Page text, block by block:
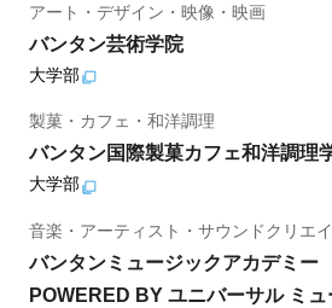
アート・デザイン・映像・映画
バンタン芸術学院
大学部
製菓・カフェ・和洋調理
バンタン国際製菓カフェ和洋調理
大学部
音楽・アーティスト・サウンドクリエ
バンタンミュージックアカデミー
POWERED BY ユニバーサル ミュ